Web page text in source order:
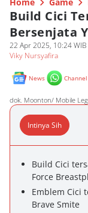
Build Cici
Bersenjata
22 Apr 2025, 10:24 WIB
Viky Nursyafira
News Channel
dok. Moonton/ Mobile
Intinya Sih
Build Cici
Force
Emblem Cici
Brave Smite